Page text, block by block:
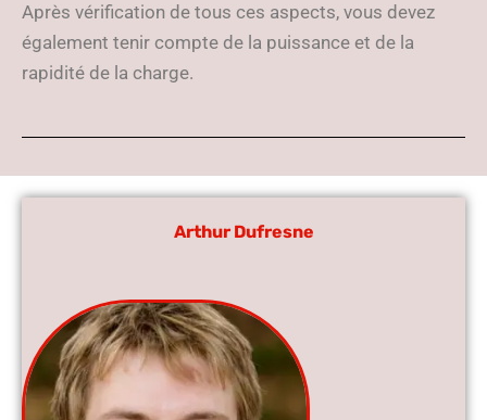
Après vérification de tous ces aspects, vous devez
également tenir compte de la puissance et de la
rapidité de la charge.
Arthur Dufresne